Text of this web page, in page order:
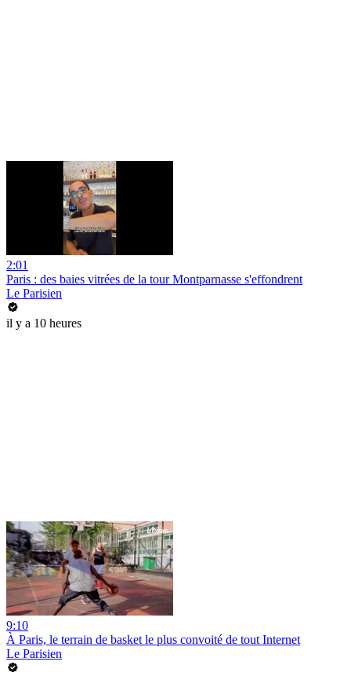
2:01
Paris : des baies vitrées de la tour Montparnasse s'effondrent
Le Parisien
il y a 10 heures
9:10
À Paris, le terrain de basket le plus convoité de tout Internet
Le Parisien